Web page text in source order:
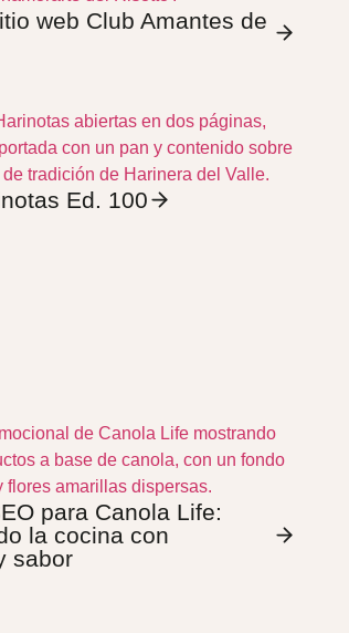
web Club Amantes de
Ed. 100
para Canola Life:
la cocina con
sabor